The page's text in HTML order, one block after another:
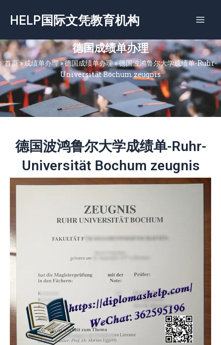
容
HELP国际文凭教育机构
德国成绩单办理
首页»成绩单办理»德国成绩单办理»德国波鸿鲁尔大学成绩单-Ruhr-
Universität Bochum zeugnis
德国波鸿鲁尔大学成绩单-Ruhr-
Universität Bochum zeugnis